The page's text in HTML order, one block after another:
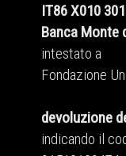
IT86 X010
Banca Monte
intestato a
Fondazione
devoluzione
indicando il